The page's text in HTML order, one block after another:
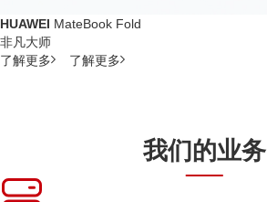
HUAWEI MateBook Fold
非凡大师
了解更多
了解更多
我们的业务